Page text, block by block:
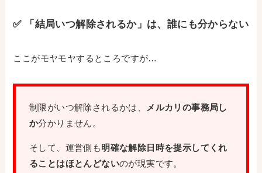
✅ 「結局いつ解除されるか」は、誰にも分からない
ここがモヤモヤするところですが…
制限がいつ解除されるかは、 メルカリの事務局し
か分かりません。
そして、運営側も明確な解除日時を提示してくれ
ることはほとんどないのが現実です。